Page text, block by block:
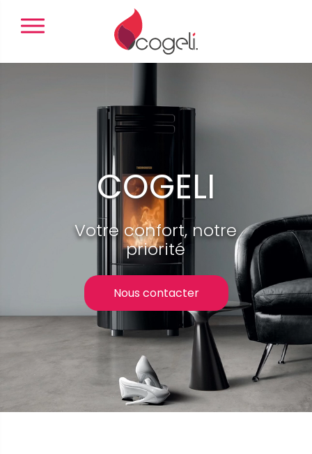
Panneau de gestion des cookies
COGELI
Votre confort, notre
priorité
Nous contacter